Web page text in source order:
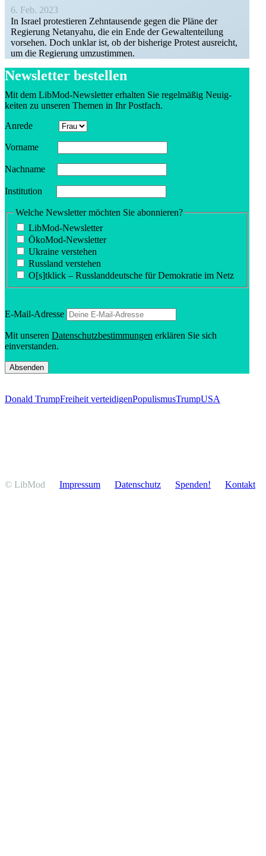
6. Feb. 2023
In Israel protes­tieren Zehntau­sende gegen die Pläne der
Regierung Netanyahu, die ein Ende der Gewal­ten­teilung
vorsehen. Doch unklar ist, ob der bisherige Protest ausreicht,
um die Regierung umzustimmen.
Newsletter bestellen
Mit dem LibMod-Newsletter erhalten Sie regel­mäßig Neuig­
keiten zu unseren Themen in Ihr Postfach.
Anrede
Vorname
Nachname
Insti­tution
Welche Newsletter möchten Sie abonnieren?
LibMod-Newsletter
ÖkoMod-Newsletter
Ukraine verstehen
Russland verstehen
O[s]tklick – Russland­deutsche für Demokratie im Netz
E‑Mail-Adresse
Mit unseren Daten­schutz­be­stim­mungen erklären Sie sich
einverstanden.
Donald TrumpFreiheit verteidigenPopulismusTrumpUSA
© LibMod Impressum Daten­schutz Spenden! Kontakt